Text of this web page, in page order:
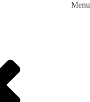
Menu